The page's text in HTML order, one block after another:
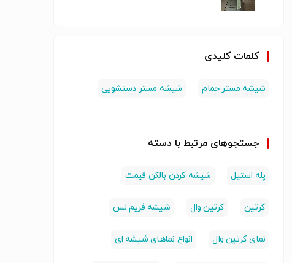
نما های شیشه ای
،اسپایدر ،کریتن
اجرای نمای ساختمان
های کرکره درب
اتومات وسکوریت
خدمات مرتبط با
عمران و ساختمان -
اختصاصی
خدمات مرتبط با
عمران و ساختمان -
کلمات کلیدی
شیشه مستر حمام شیشه مستر دستشویی
جستجوهای مرتبط با دسته
پله استیل شیشه کردن بالکن قیمت
کرتین کرتین وال شیشه فریم لس
نمای کرتین وال انواع نماهای شیشه ای